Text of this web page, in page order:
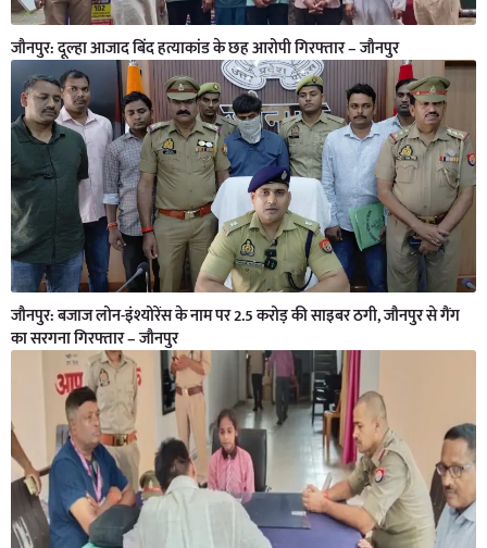
जौनपुर: दूल्हा आजाद बिंद हत्याकांड के छह आरोपी गिरफ्तार – जौनपुर
जौनपुर: बजाज लोन-इंश्योरेंस के नाम पर 2.5 करोड़ की साइबर ठगी, जौनपुर से गैंग
का सरगना गिरफ्तार – जौनपुर